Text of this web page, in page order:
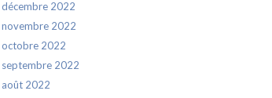
décembre 2022
novembre 2022
octobre 2022
septembre 2022
août 2022